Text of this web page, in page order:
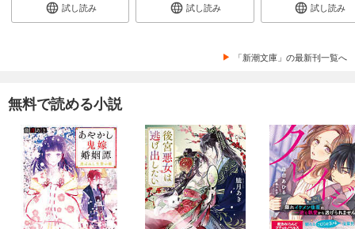
試し読み 試し読み 試し読み
「新潮文庫」の最新刊一覧へ
無料で読める小説